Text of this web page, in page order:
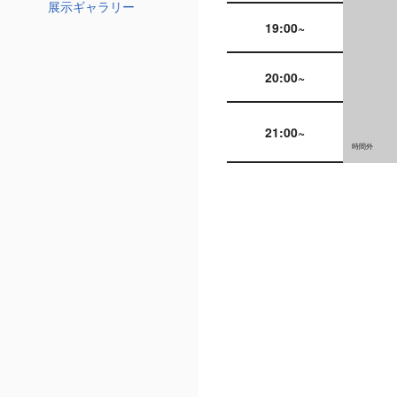
展示ギャラリー
19:00~
20:00~
21:00~
時間外